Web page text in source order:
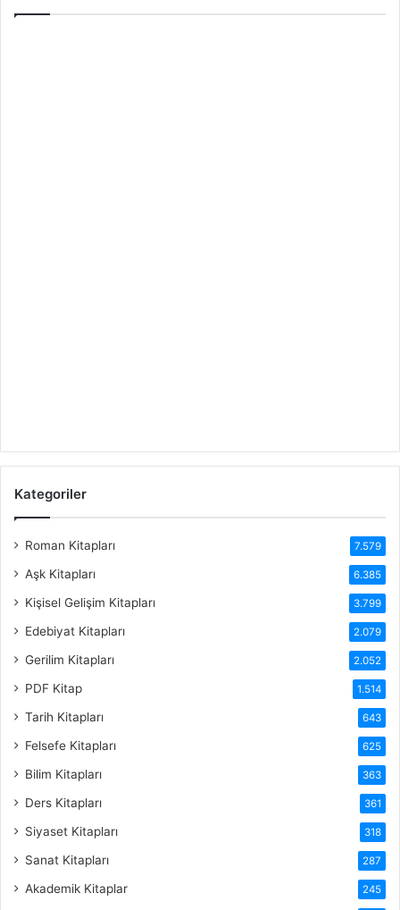
Kategoriler
Roman Kitapları 7.579
Aşk Kitapları 6.385
Kişisel Gelişim Kitapları 3.799
Edebiyat Kitapları 2.079
Gerilim Kitapları 2.052
PDF Kitap 1.514
Tarih Kitapları 643
Felsefe Kitapları 625
Bilim Kitapları 363
Ders Kitapları 361
Siyaset Kitapları 318
Sanat Kitapları 287
Akademik Kitaplar 245